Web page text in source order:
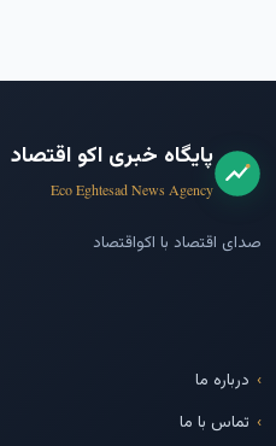
پایگاه خبری اکو اقتصاد
Eco Eghtesad News Agency
صدای اقتصاد با اکواقتصاد
درباره ما
تماس با ما